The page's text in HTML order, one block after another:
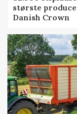
største
Danish Crown